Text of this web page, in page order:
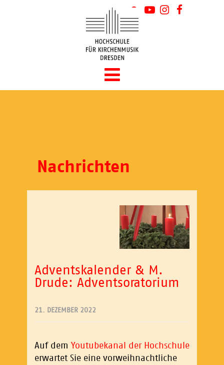
Nachrichten
Adventskalender & M.
Drude: Adventsoratorium
21. DEZEMBER 2022
Auf dem Youtubekanal der Hochschule
erwartet Sie eine vorweihnachtliche